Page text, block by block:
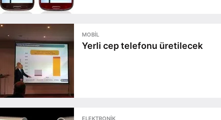
MOBIL
Yerli cep telefonu üretilecek
ELEKTRONIK